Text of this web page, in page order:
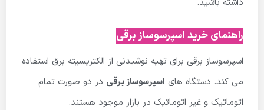
راهنمای خرید اسپرسوساز برقی
اسپرسوساز برقی برای تهیه نوشیدنی از الکتریسیته برق استفاده
می کند. دستگاه های اسپرسوساز برقی در دو صورت تمام
اتوماتیک و غیر اتوماتیک در بازار موجود هستند.